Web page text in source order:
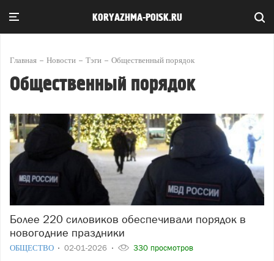
KORYAZHMA-POISK.RU
Главная Новости Тэги Общественный порядок
Общественный порядок
Более 220 силовиков обеспечивали порядок в
новогодние праздники
ОБЩЕСТВО 02-01-2026 330 просмотров